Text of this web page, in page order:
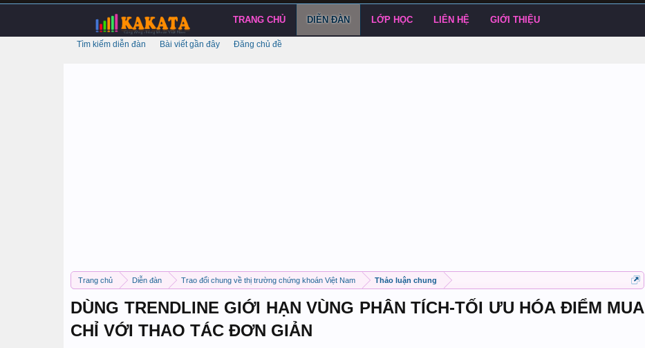
Trang chủ Diễn đàn Trao đổi chung về thị trường chứng khoán Việt Nam Thảo luận chung
DÙNG TRENDLINE GIỚI HẠN VÙNG PHÂN TÍCH-TỐI ƯU HÓA ĐIỂM MUA
CHỈ VỚI THAO TÁC ĐƠN GIẢN
TRANG CHỦ DIỄN ĐÀN
Tìm kiếm diễn đàn Bài viết gần đây Đăng chủ đề
LỚP HỌC LIÊN HỆ GIỚI THIỆU